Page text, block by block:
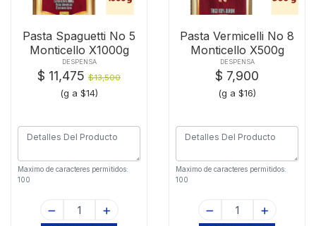
Pasta Spaguetti No 5
Monticello X1000g
DESPENSA
$ 11,475 $13,500
(g a $14)
Maximo de caracteres permitidos:
100
Pasta Vermicelli No 8
Monticello X500g
DESPENSA
$ 7,900
(g a $16)
Maximo de caracteres permitidos:
100